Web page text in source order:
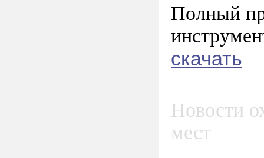
Полный
скачать
Новости
мест